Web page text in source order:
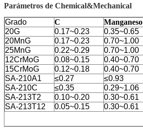
Parámetros de Chemical&Mechanical
Grado
C Manganeso
20G
0.17~0.23 0.35~0.65
20MnG
0.17~0.23 0.70~1.00
25MnG
0.22~0.29 0.70~1.00
12CrMoG
0.08~0.15 0.40~0.70
15CrMoG
0.12~0.18 0.40~0.70
SA-210A1
≤0.27 ≤0.93
SA-210C
≤0.35 0.29~1.06
SA-213T2
0.10~0.20 0.30~0.61
SA-213T12
0.05~0.15 0.30~0.61